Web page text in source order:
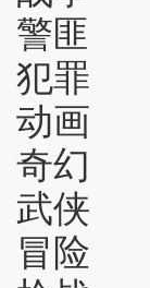
警匪
犯罪
动画
奇幻
武侠
冒险